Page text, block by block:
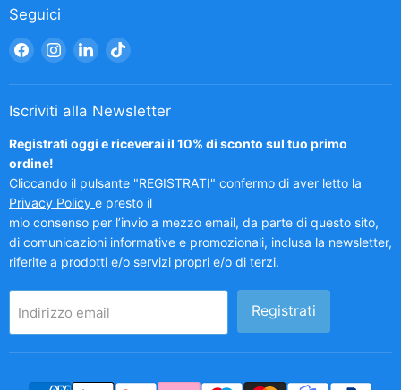
Seguici
Trovaci
Facebook
Trovaci
Instagram
Trovaci
LinkedIn
Trovaci
TikTok
Iscriviti alla Newsletter
Registrati oggi e riceverai il 10% di sconto sul tuo primo
ordine!
Cliccando il pulsante "REGISTRATI" confermo di aver letto la
Privacy Policy e presto il
mio consenso per l’invio a mezzo email, da parte di questo sito,
di comunicazioni informative e promozionali, inclusa la newsletter,
riferite a prodotti e/o servizi propri e/o di terzi.
Indirizzo email Registrati